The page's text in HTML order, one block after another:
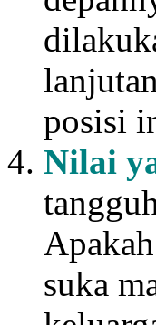
posisi
Nilai
suka